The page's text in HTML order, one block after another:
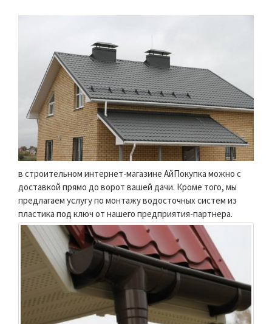
в строительном интернет-магазине АйПокупка можно с
доставкой прямо до ворот вашей дачи. Кроме того, мы
предлагаем услугу по монтажу водосточных систем из
пластика под ключ от нашего предприятия-партнера.